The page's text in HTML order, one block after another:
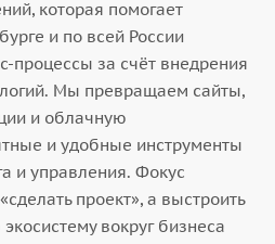
которая помогает
и по всей России
процессы за счёт внедрения
Мы превращаем сайты,
и облачную
и удобные инструменты
и управления. Фокус
проект», а выстроить
вокруг бизнеса